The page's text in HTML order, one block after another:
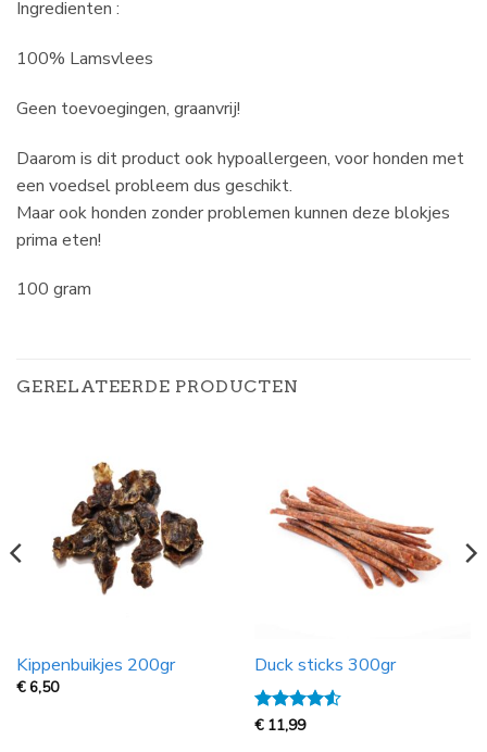
Ingredienten :
100% Lamsvlees
Geen toevoegingen, graanvrij!
Daarom is dit product ook hypoallergeen, voor honden met
een voedsel probleem dus geschikt.
Maar ook honden zonder problemen kunnen deze blokjes
prima eten!
100 gram
GERELATEERDE PRODUCTEN
Kippenbuikjes 200gr
€6,50
Duck sticks 300gr
Gewaardeerd
€ 11,99